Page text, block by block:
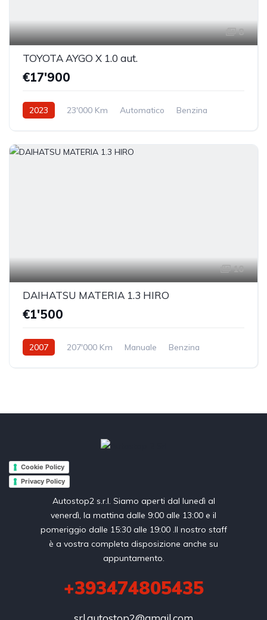
8
TOYOTA AYGO X 1.0 aut.
€17'900
2023 23'000 Km Automatico
Benzina
10
DAIHATSU MATERIA 1.3 HIRO
€1'500
2007 207'000 Km Manuale
Benzina
Cookie Policy
Privacy Policy
Autostop2 s.r.l. Siamo aperti dal lunedì al
venerdì, la mattina dalle 9:00 alle 13:00 e il
pomeriggio dalle 15:30 alle 19:00 .Il nostro staff
è a vostra completa disposizione anche su
appuntamento.
+393474805435